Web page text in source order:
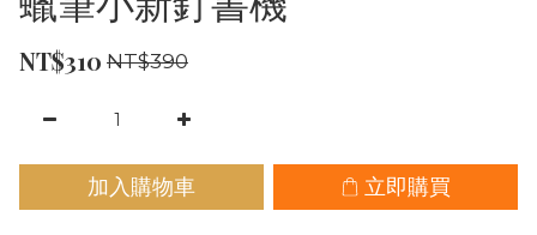
NT$310 NT$390
加入購物車 立即購買